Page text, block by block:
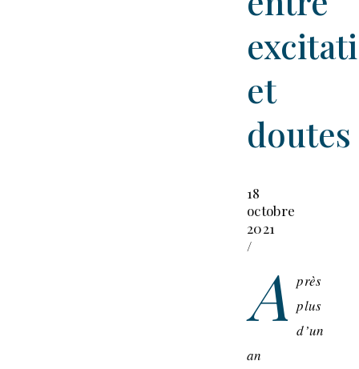
et
doutes
18
octobre
2021
/
A près
plus
d’un
an